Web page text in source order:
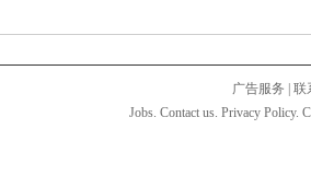
广告服务
联
Jobs. Contact us. Privacy Policy.